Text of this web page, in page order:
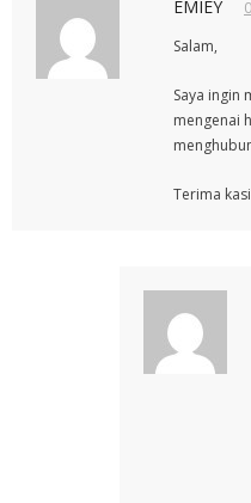
EMIEY
Salam,
Saya ingin
mengenai
Terima